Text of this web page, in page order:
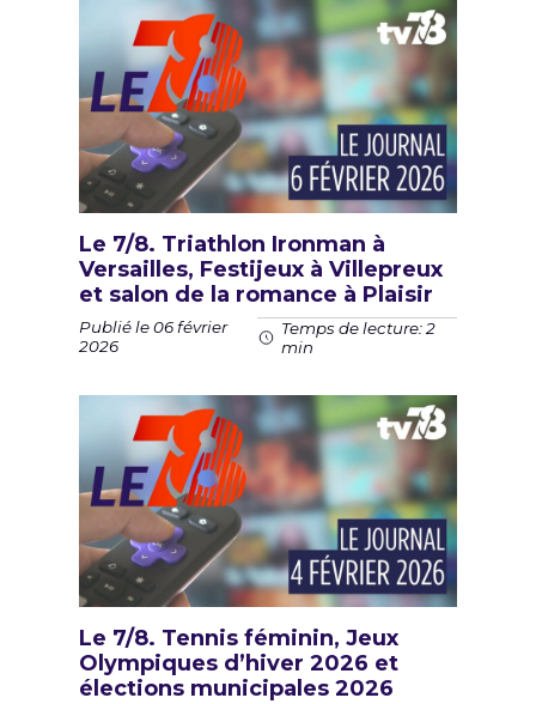
Le 7/8. Triathlon Ironman à
Versailles, Festijeux à Villepreux
et salon de la romance à Plaisir
Publié le 06 février
2026
Temps de lecture: 2
min
Le 7/8. Tennis féminin, Jeux
Olympiques d’hiver 2026 et
élections municipales 2026